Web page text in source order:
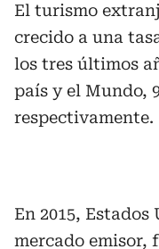
El turismo
crecido a una
los tres últimos
país y el Mundo,
respectivamente.
En 2015,
mercado emisor,